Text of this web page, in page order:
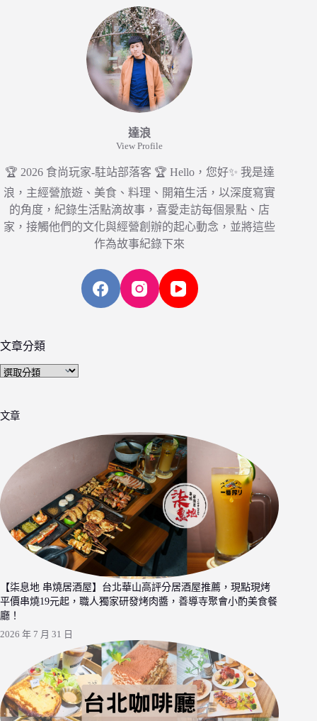
達浪
View Profile
🏆 2026 食尚玩家-駐站部落客 🏆 Hello，您好✨ 我是達
浪，主經營旅遊、美食、料理、開箱生活，以深度寫實
的角度，紀錄生活點滴故事，喜愛走訪每個景點、店
家，接觸他們的文化與經營創辦的起心動念，並將這些
作為故事紀錄下來
文章分類
文
類
文章
【柒息地 串燒居酒屋】台北華山高評分居酒屋推薦，現點現烤
平價串燒19元起，職人獨家研發烤肉醬，善導寺聚會小酌美食餐
廳！
2026 年 7 月 31 日